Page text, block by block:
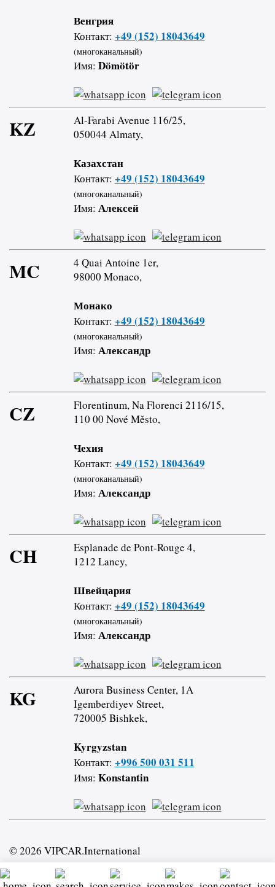
Венгрия
Контакт: +49 (152) 18043649
(многоканальный)
Имя: Dömötör
KZ
Al-Farabi Avenue 116/25,
050044 Almaty,
Казахстан
Контакт: +49 (152) 18043649
(многоканальный)
Имя: Алексей
MC
4 Quai Antoine 1er,
98000 Monaco,
Монако
Контакт: +49 (152) 18043649
(многоканальный)
Имя: Александр
CZ
Florentinum, Na Florenci 2116/15,
110 00 Nové Město,
Чехия
Контакт: +49 (152) 18043649
(многоканальный)
Имя: Александр
CH
Esplanade de Pont-Rouge 4,
1212 Lancy,
Швейцария
Контакт: +49 (152) 18043649
(многоканальный)
Имя: Александр
KG
Aurora Business Center, 1A
Igemberdiyev Street,
720005 Bishkek,
Kyrgyzstan
Контакт: +996 500 031 511
Имя: Konstantin
© 2026 VIPCAR.International